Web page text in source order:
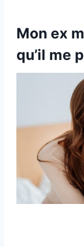
Mon ex
qu’il me